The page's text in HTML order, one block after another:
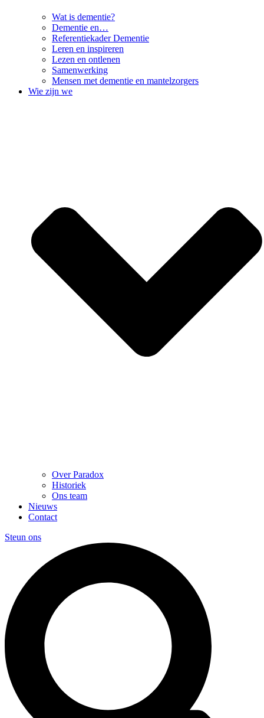
Wat is dementie?
Dementie en…
Referentiekader Dementie
Leren en inspireren
Lezen en ontlenen
Samenwerking
Mensen met dementie en mantelzorgers
Wie zijn we
Over Paradox
Historiek
Ons team
Nieuws
Contact
Steun ons